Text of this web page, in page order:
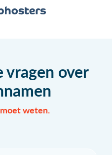
vragen over
weten.